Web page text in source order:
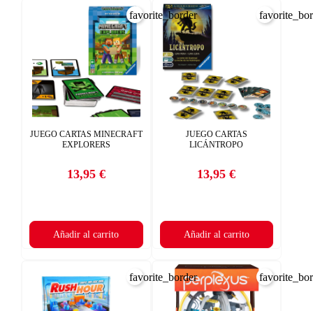
JUEGO CARTAS MINECRAFT
EXPLORERS
Precio
13,95 €
Añadir al carrito
favorite_border
JUEGO CARTAS
LICÁNTROPO
Precio
13,95 €
Añadir al carrito
favorite_border